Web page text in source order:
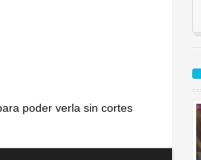
poder verla sin cortes